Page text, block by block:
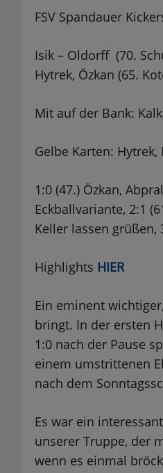
FSV Spandauer
Isik – Oldorff (70.
Hytrek, Özkan (65.
Mit auf der Bank:
Gelbe Karten:
1:0 (47.) Özkan,
Eckballvariante, 2:1
Keller lassen grüßen,
Highlights HIER
Ein eminent
bringt. In der ersten
1:0 nach der Pause
einem umstrittenen
nach dem
Es war ein
unserer Truppe, der
wenn es einmal